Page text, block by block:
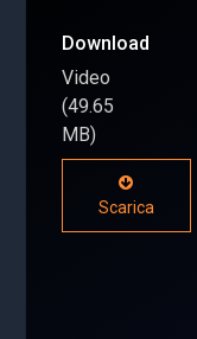
Download
Video
(49.65
MB)
Scarica